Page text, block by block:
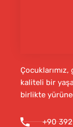
kaliteli bir
birlikte
+90